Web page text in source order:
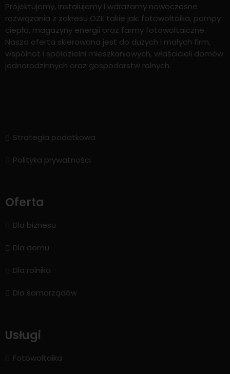
Projektujemy, instalujemy i wdrażamy nowoczesne
rozwiązania z zakresu OZE takie jak: fotowoltaika, pompy
ciepła, magazyny energii oraz farmy fotowoltaiczne.
Nasza oferta skierowana jest do dużych i małych firm,
wspólnot i spółdzielni mieszkaniowych, właścicieli domów
jednorodzinnych oraz gospodarstw rolnych.
Strategia podatkowa
Polityka prywatności
Oferta
Dla biznesu
Dla domu
Dla rolnika
Dla samorządów
Usługi
Fotowoltaika